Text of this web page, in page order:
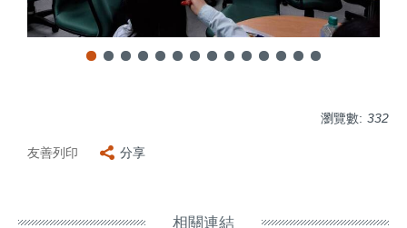
瀏覽數: 332
友善列印 分享
相關連結